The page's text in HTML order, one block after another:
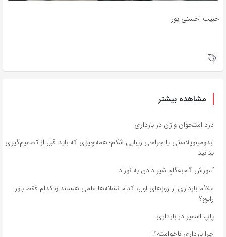
حبیب احسنی پور
مشاهده بیشتر
درد استخوان واژن در بارداری
ابدومینوپلاستی یا جراحی زیبایی شکم؛ همه‌چیزی که باید قبل از تصمیم‌گیری
بدانید
آموزش گام‌به‌گامِ شیر دادن به نوزاد
علائم بارداری از روزهای اول، کدام نشانه‌ها علمی هستند و کدام فقط باور
رایج؟
پاپ اسمیر در بارداری
چرا بارداری ناخواسته؟!